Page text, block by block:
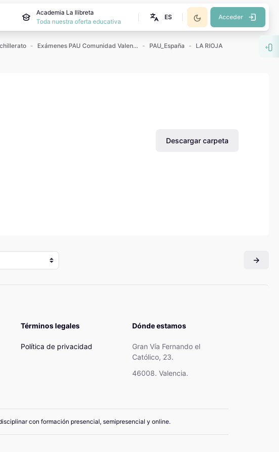
Academia La llibreta
Toda nuestra oferta educativa
ES Acceder
Exámenes PAU Comunidad Valenciana PAU_España
LA RIOJA
Descargar carpeta
Términos legales
Política de privacidad
Dónde estamos
Gran Vía Fernando el
Católico, 23.
46008. Valencia.
con formación presencial, semipresencial y online.